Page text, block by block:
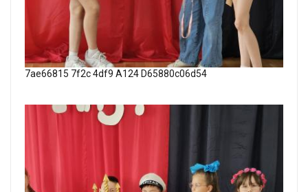
7ae66815 7f2c 4df9 A124 D65880c06d54